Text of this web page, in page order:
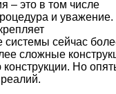
– это в том числе
и
системы сейчас
сложные
Но